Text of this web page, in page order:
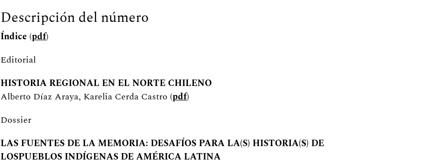
Descripción del número
Índice (pdf)
Editorial
HISTORIA REGIONAL EN EL NORTE CHILENO
Alberto Díaz Araya, Karelia Cerda Castro (pdf)
Dossier
LAS FUENTES DE LA MEMORIA: DESAFÍOS PARA LA(S) HISTORIA(S) DE
LOSPUEBLOS INDÍGENAS DE AMÉRICA LATINA